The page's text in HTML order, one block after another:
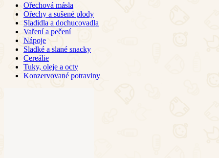
Ořechová másla
Ořechy a sušené plody
Sladidla a dochucovadla
Vaření a pečení
Nápoje
Sladké a slané snacky
Cereálie
Tuky, oleje a octy
Konzervované potraviny